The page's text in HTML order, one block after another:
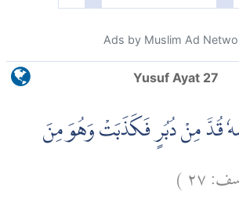
Ads by Muslim Ad
Yusuf Ayat 27
قُدَّ مِنْ دُبُرٍ فَكَذَبَتْ وَهُوَ مِنَ
٢٧)